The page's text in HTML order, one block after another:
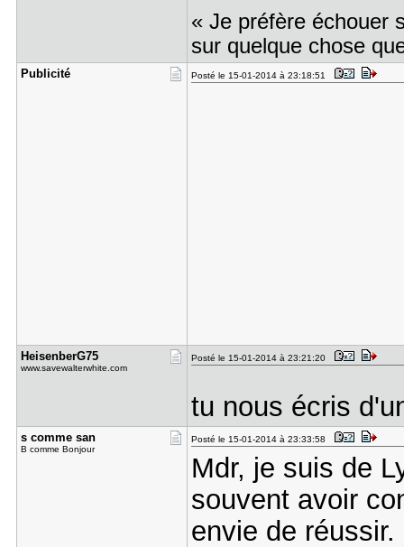
« Je préfère échouer
sur quelque chose
Publicité Posté le 15-01-2014 à 23:18:51
HeisenberG​75
www.savewalterwhite.com
Posté le 15-01-2014 à 23:21:20
tu nous écris
s comme sa​n
B comme Bonjour
Posté le 15-01-2014 à 23:33:58
Mdr, je suis de
souvent avoir
envie de réussir.